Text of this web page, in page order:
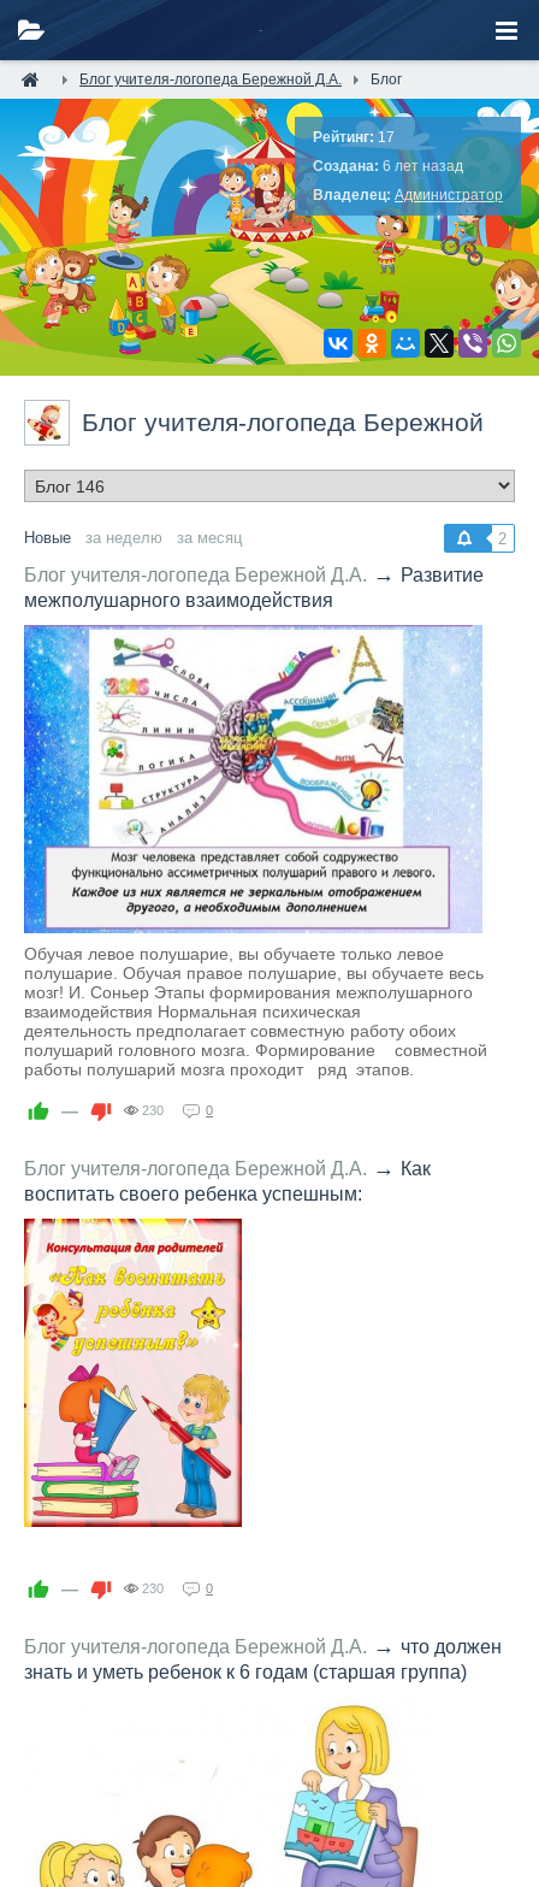
Блог учителя-логопеда Бережной Д.А. Блог
Рейтинг: 17
Создана: 6 лет назад
Владелец: Администратор
Блог учителя-логопеда Бережной
Д.А./ Блог
2
Новые за неделю за месяц
Блог учителя-логопеда Бережной Д.А. → Развитие
межполушарного взаимодействия
Обучая левое полушарие, вы обучаете только левое
полушарие. Обучая правое полушарие, вы обучаете весь
мозг! И. Соньер Этапы формирования межполушарного
взаимодействия Нормальная психическая
деятельность предполагает совместную работу обоих
полушарий головного мозга. Формирование совместной
работы полушарий мозга проходит ряд этапов.
— 230 0
Блог учителя-логопеда Бережной Д.А. → Как
воспитать своего ребенка успешным:
— 230 0
Блог учителя-логопеда Бережной Д.А. → что должен
знать и уметь ребенок к 6 годам (старшая группа)